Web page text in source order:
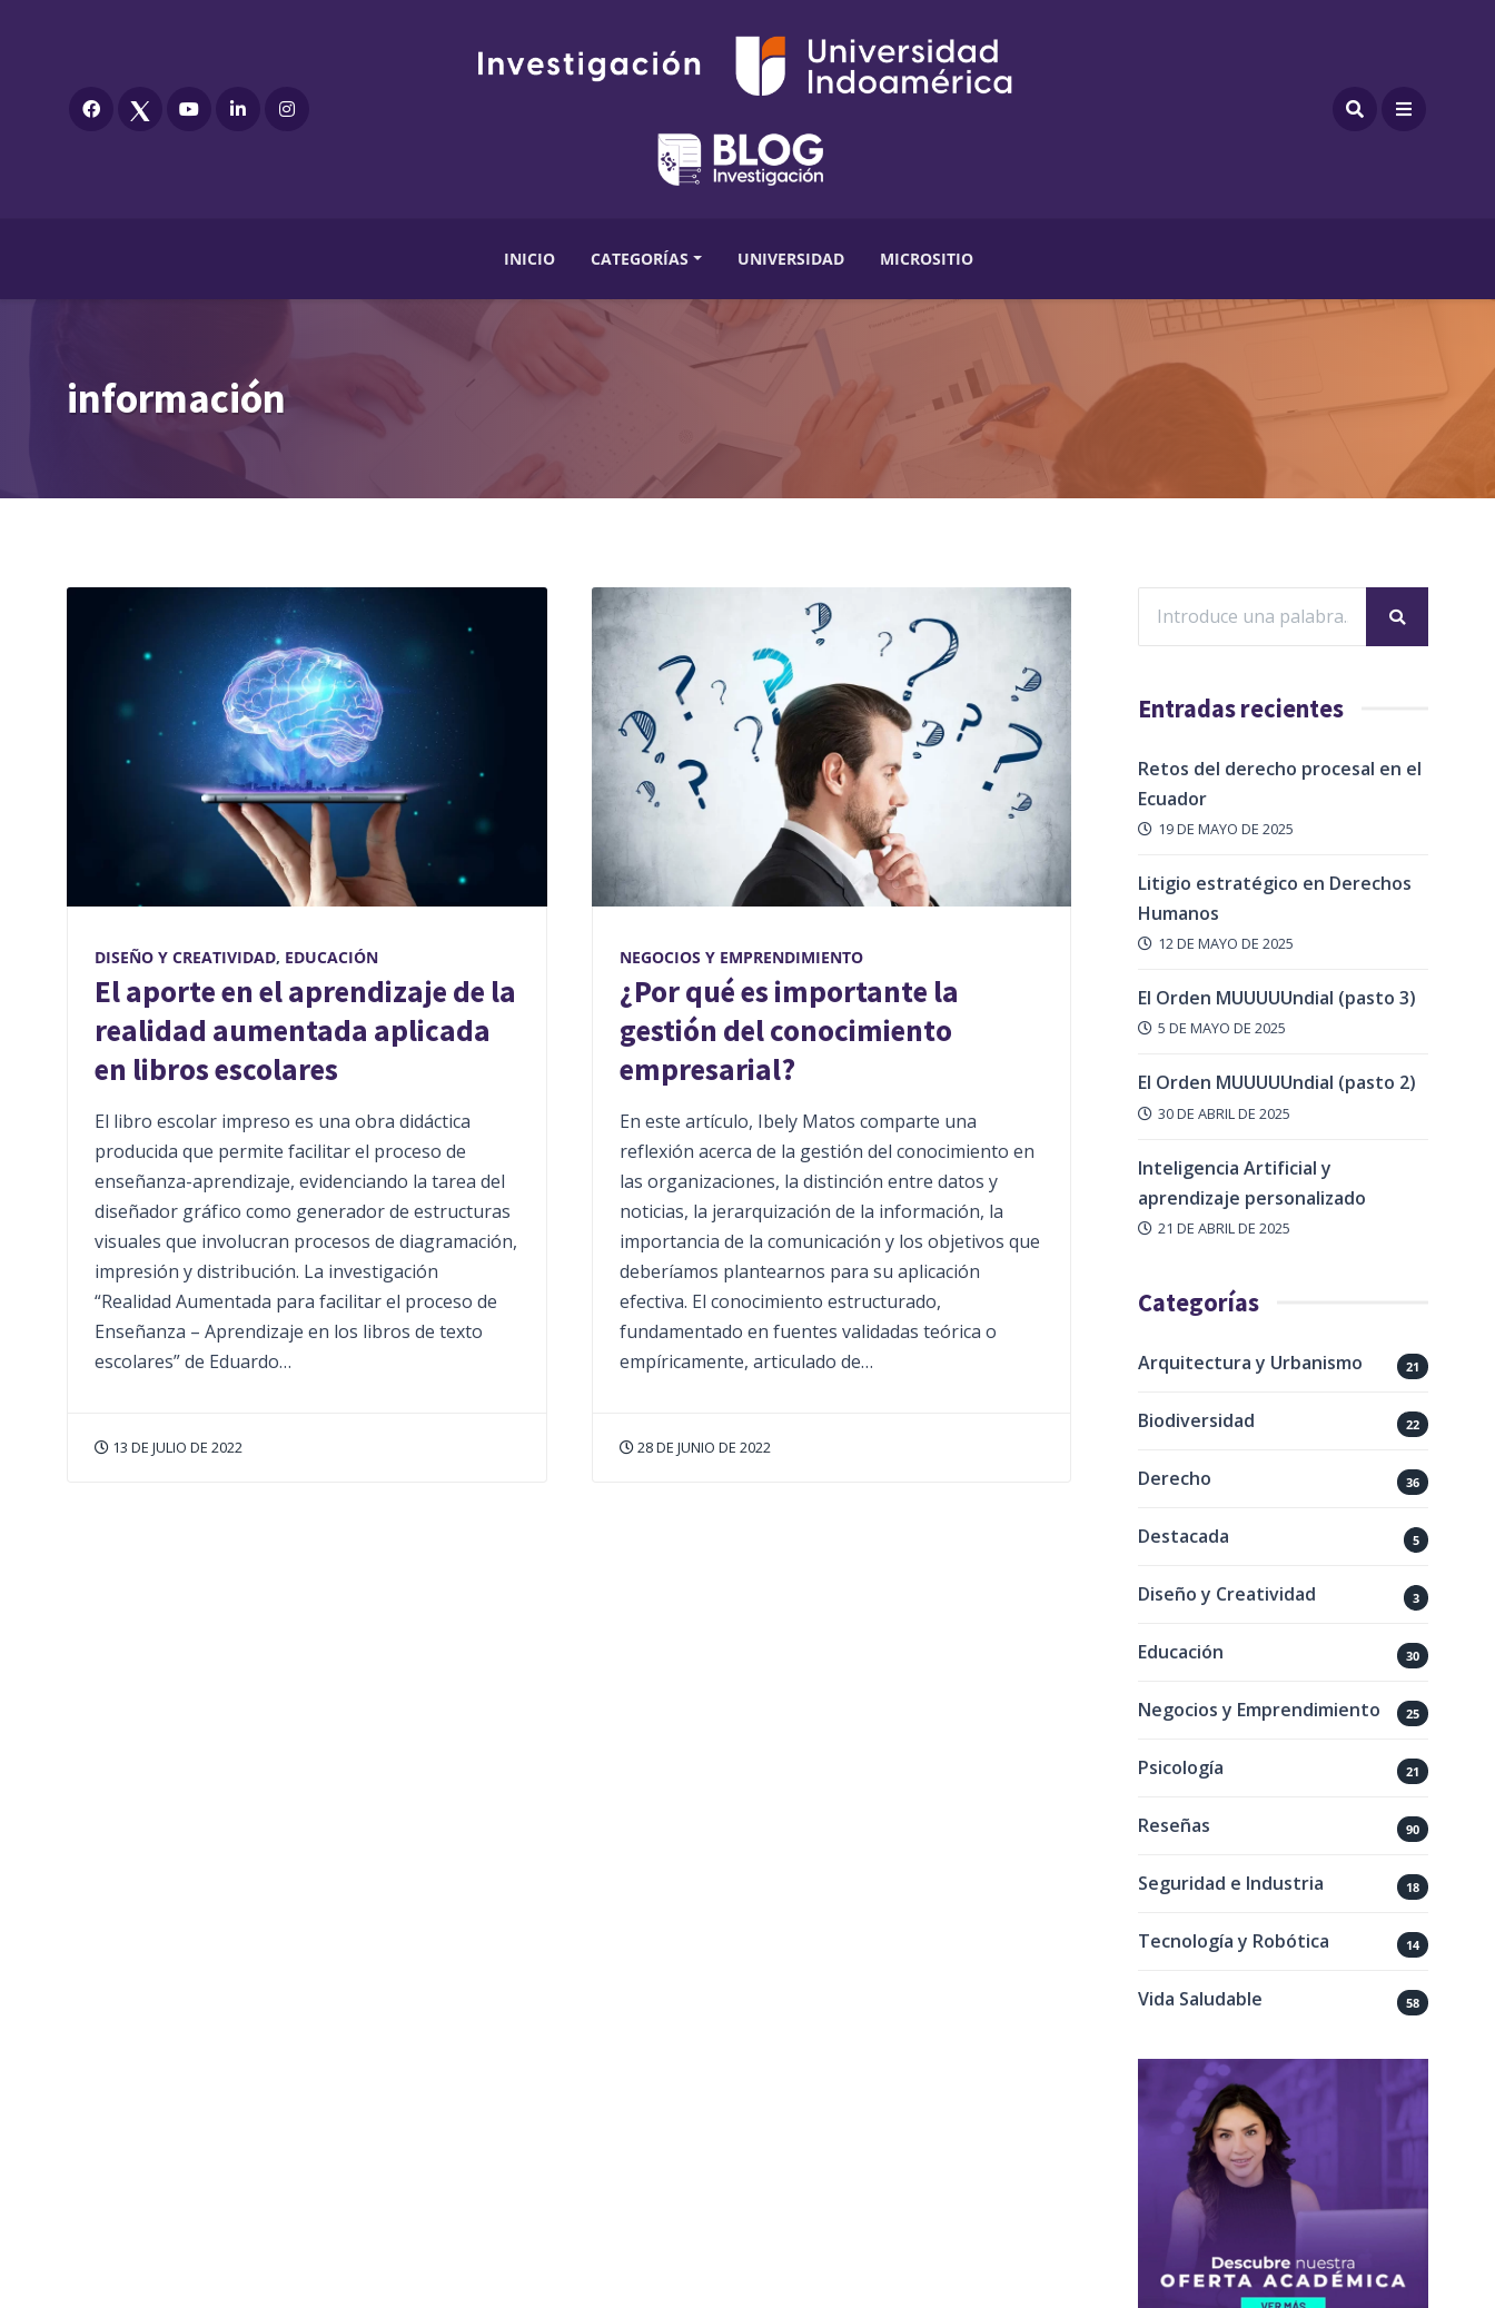
INICIO CATEGORÍAS UNIVERSIDAD MICROSITIO
información
DISEÑO Y CREATIVIDAD, EDUCACIÓN
El aporte en el aprendizaje de la
realidad aumentada aplicada
en libros escolares
El libro escolar impreso es una obra didáctica
producida que permite facilitar el proceso de
enseñanza-aprendizaje, evidenciando la tarea del
diseñador gráfico como generador de estructuras
visuales que involucran procesos de diagramación,
impresión y distribución. La investigación
“Realidad Aumentada para facilitar el proceso de
Enseñanza – Aprendizaje en los libros de texto
escolares” de Eduardo…
13 DE JULIO DE 2022
NEGOCIOS Y EMPRENDIMIENTO
¿Por qué es importante la
gestión del conocimiento
empresarial?
En este artículo, Ibely Matos comparte una
reflexión acerca de la gestión del conocimiento en
las organizaciones, la distinción entre datos y
noticias, la jerarquización de la información, la
importancia de la comunicación y los objetivos que
deberíamos plantearnos para su aplicación
efectiva. El conocimiento estructurado,
fundamentado en fuentes validadas teórica o
empíricamente, articulado de…
28 DE JUNIO DE 2022
Entradas recientes
Retos del derecho procesal en el
Ecuador
19 DE MAYO DE 2025
Litigio estratégico en Derechos
Humanos
12 DE MAYO DE 2025
El Orden MUUUUUndial (pasto 3)
5 DE MAYO DE 2025
El Orden MUUUUUndial (pasto 2)
30 DE ABRIL DE 2025
Inteligencia Artificial y
aprendizaje personalizado
21 DE ABRIL DE 2025
Categorías
Arquitectura y Urbanismo 21
Biodiversidad 22
Derecho 36
Destacada 5
Diseño y Creatividad 3
Educación 30
Negocios y Emprendimiento 25
Psicología 21
Reseñas 90
Seguridad e Industria 18
Tecnología y Robótica 14
Vida Saludable 58